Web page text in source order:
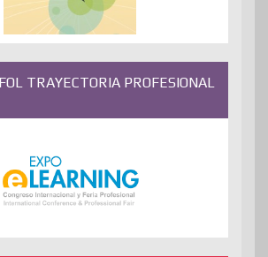
TRAYECTORIA PROFESIONAL